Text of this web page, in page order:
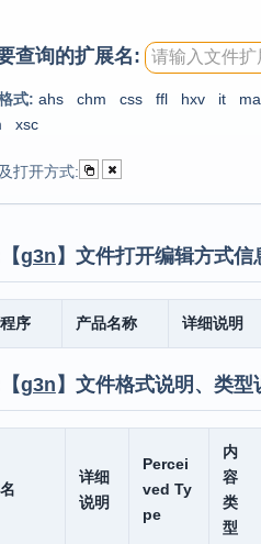
查询的扩展名:
式: ahs chm css ffl hxv it
xsc
打开方式:
g3n 】文件打开编辑方式信
序 产品名称 详细说明
g3n 】文件格式说明、类型
详细
说明
Percei
ved Ty
pe
内
容
类
型